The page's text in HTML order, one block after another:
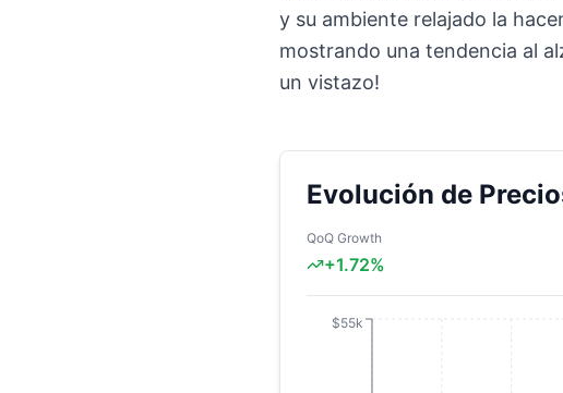
y su ambiente relajado la
mostrando una tendencia al
un vistazo!
Evolución de
QoQ Growth
+1.72%
$55k